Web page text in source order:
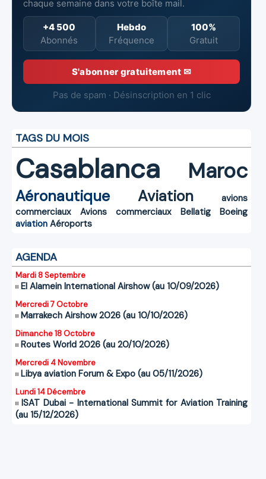
chaque semaine dans votre boîte mail.
+4 500
Abonnés
Hebdo
Fréquence
100%
Gratuit
S'abonner gratuitement ✉
Pas de spam · Désinscription en 1 clic
TAGS DU MOIS
Casablanca Maroc
Aéronautique Aviation
avions
commerciaux
Avions commerciaux Bellatig
Boeing
aviation Aéroports
AGENDA
Mardi 8 Septembre
El Alamein International Airshow (au 10/09/2026)
Mercredi 7 Octobre
Marrakech Airshow 2026 (au 10/10/2026)
Dimanche 18 Octobre
Routes World 2026 (au 20/10/2026)
Mercredi 4 Novembre
Libya aviation Forum & Expo (au 05/11/2026)
Lundi 14 Décembre
ISAT Dubai - International Summit for Aviation Training
(au 15/12/2026)